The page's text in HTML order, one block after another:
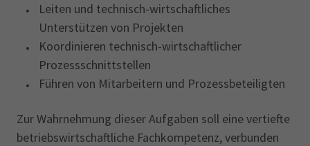
Leiten und technisch-wirtschaftliches
Unterstützen von Projekten
Koordinieren technisch-wirtschaftlicher
Prozessschnittstellen
Führen von Mitarbeitern und Prozessbeteiligten
Zur Wahrnehmung dieser Aufgaben soll eine vertiefte
betriebswirtschaftliche Fachkompetenz, verbunden